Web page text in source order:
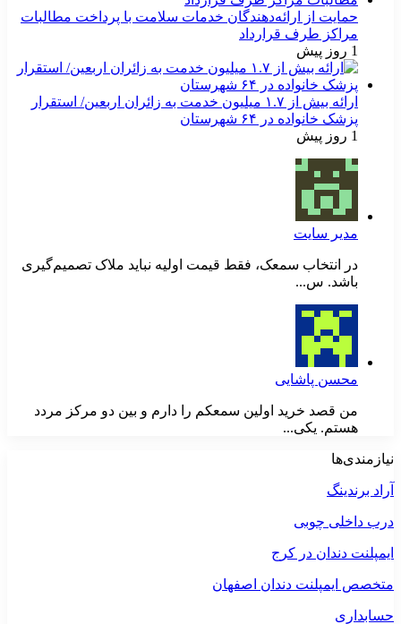
حمایت از ارائه‌دهندگان خدمات سلامت با پرداخت مطالبات
مراکز طرف قرارداد
1 روز پیش
ارائه بیش از ۱.۷ میلیون خدمت به زائران اربعین/ استقرار
پزشک خانواده در ۶۴ شهرستان
1 روز پیش
مدیر سایت
در انتخاب سمعک، فقط قیمت اولیه نباید ملاک تصمیم‌گیری
باشد. س...
محسن پاشایی
من قصد خرید اولین سمعکم را دارم و بین دو مرکز مردد
هستم. یکی...
نیازمندی‌ها
آراد برندینگ
درب داخلی چوبی
ایمپلنت دندان در کرج
متخصص ایمپلنت دندان اصفهان
حسابداری